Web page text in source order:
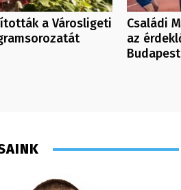
a Városligeti
Családi
az